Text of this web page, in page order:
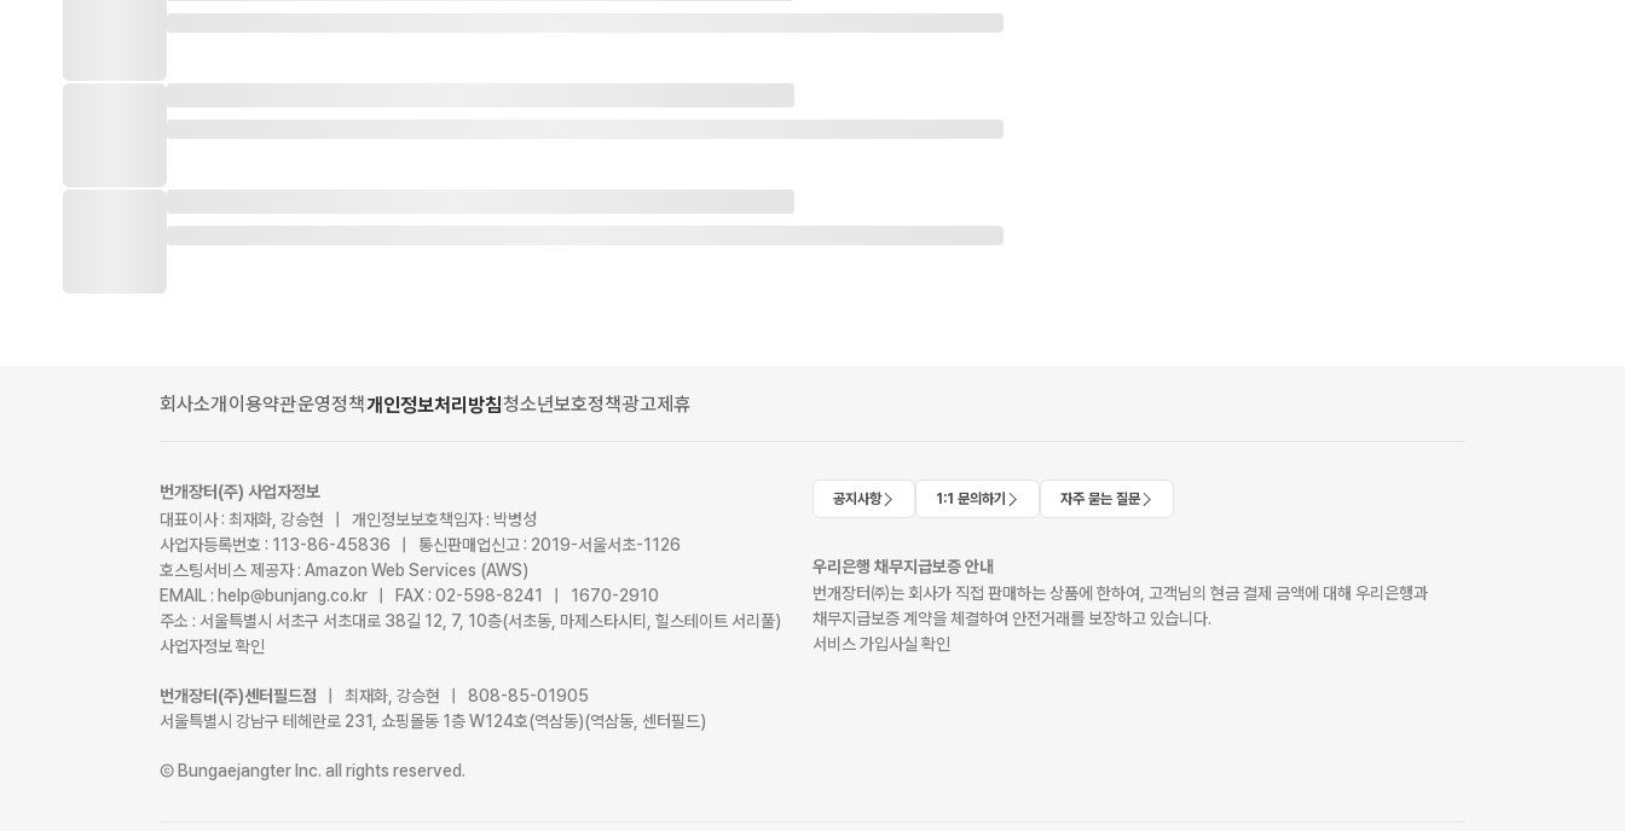
회사소개이용약관운영정책개인정보처리방침청소년보호정책광고제휴
번개장터(주) 사업자정보
대표이사 : 최재화, 강승현 | 개인정보보호책임자 : 박병성
사업자등록번호 : 113-86-45836 | 통신판매업신고 : 2019-서울서초-1126
호스팅서비스 제공자 : Amazon Web Services (AWS)
EMAIL : help@bunjang.co.kr | FAX : 02-598-8241 | 1670-2910
주소 : 서울특별시 서초구 서초대로 38길 12, 7, 10층(서초동, 마제스타시티, 힐스테이트 서리풀)
사업자정보 확인
번개장터(주)센터필드점
| 최재화, 강승현 | 808-85-01905
서울특별시 강남구 테헤란로 231, 쇼핑몰동 1층 W124호(역삼동)(역삼동, 센터필드)
Ⓒ Bungaejangter Inc. all rights reserved.
공지사항 1:1 문의하기 자주 묻는 질문
우리은행 채무지급보증 안내
번개장터㈜는 회사가 직접 판매하는 상품에 한하여, 고객님의 현금 결제 금액에 대해 우리은행과
채무지급보증 계약을 체결하여 안전거래를 보장하고 있습니다.
서비스 가입사실 확인